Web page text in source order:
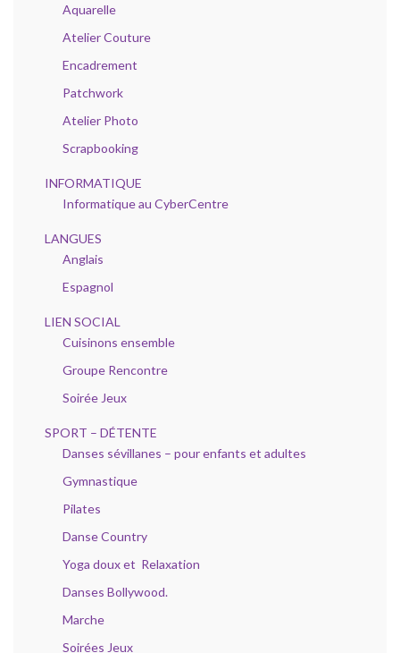
Aquarelle
Atelier Couture
Encadrement
Patchwork
Atelier Photo
Scrapbooking
INFORMATIQUE
Informatique au CyberCentre
LANGUES
Anglais
Espagnol
LIEN SOCIAL
Cuisinons ensemble
Groupe Rencontre
Soirée Jeux
SPORT – DÉTENTE
Danses sévillanes – pour enfants et adultes
Gymnastique
Pilates
Danse Country
Yoga doux et Relaxation
Danses Bollywood.
Marche
Soirées Jeux